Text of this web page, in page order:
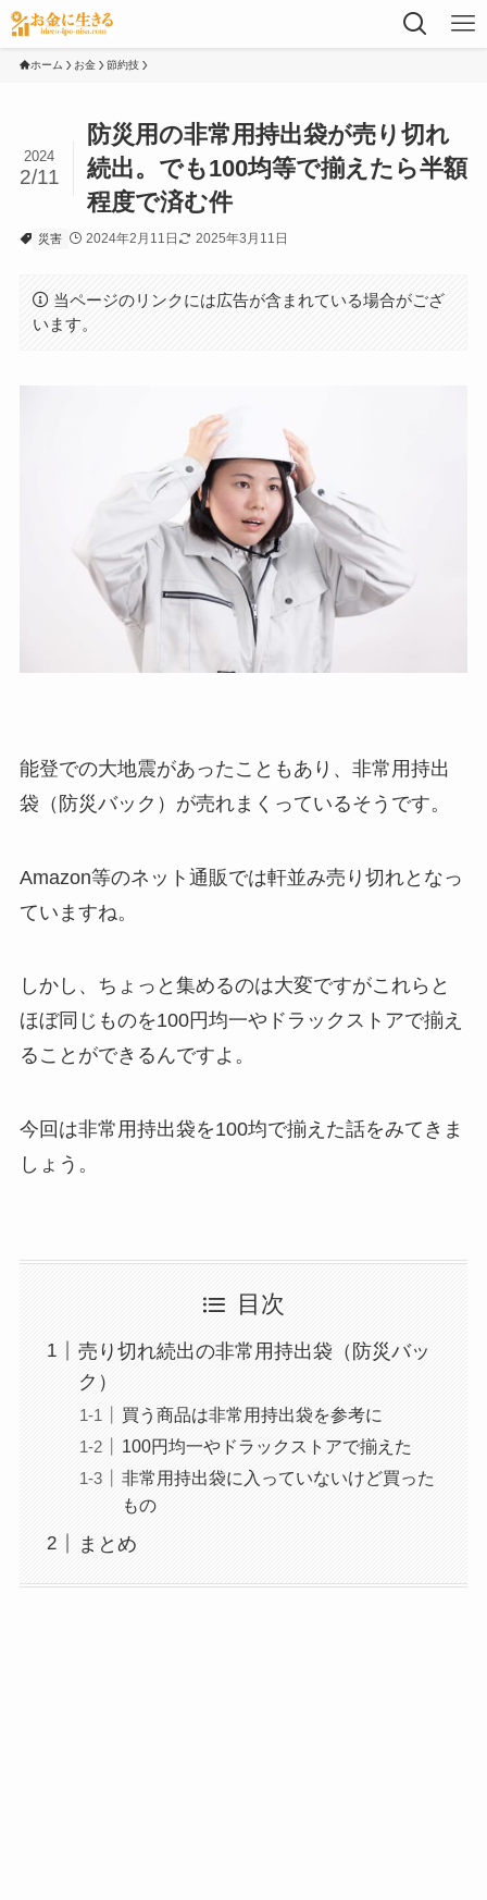
ホーム お金 節約技
防災用の非常用持出袋が売り切れ
続出。でも100均等で揃えたら半額
程度で済む件
2024
2/11
災害 2024年2月11日 2025年3月11日
当ページのリンクには広告が含まれている場合がござ
います。
能登での大地震があったこともあり、非常用持出
袋（防災バック）が売れまくっているそうです。
Amazon等のネット通販では軒並み売り切れとなっ
ていますね。
しかし、ちょっと集めるのは大変ですがこれらと
ほぼ同じものを100円均一やドラックストアで揃え
ることができるんですよ。
今回は非常用持出袋を100均で揃えた話をみてきま
しょう。
目次
売り切れ続出の非常用持出袋（防災バッ
ク）
買う商品は非常用持出袋を参考に
100円均一やドラックストアで揃えた
非常用持出袋に入っていないけど買った
もの
まとめ